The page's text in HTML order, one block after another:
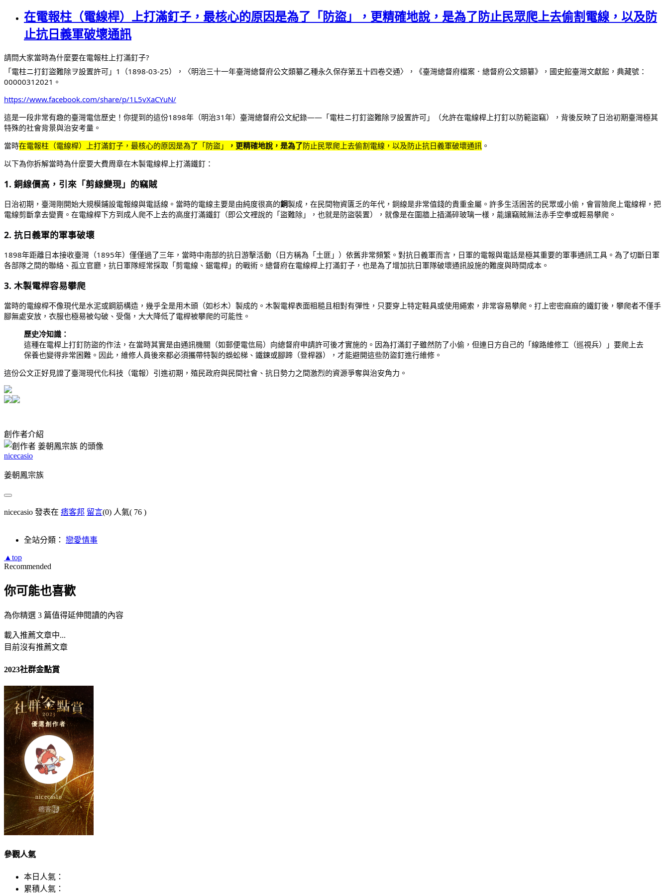
在電報柱（電線桿）上打滿釘子，最核心的原因是為了「防盜」，更精確地說，是為了防止民眾爬上去偷割電線，以及防
止抗日義軍破壞通訊
請問大家當時為什麼要在電報柱上打滿釘子?
「電柱ニ打釘盜難除ヲ設置許可」1（1898-03-25），〈明治三十一年臺灣總督府公文類纂乙種永久保存第五十四卷交通〉，《臺灣總督府檔案．總督府公文類纂》，國史館臺灣文獻館，典藏號：
00000312021。
https://www.facebook.com/share/p/1L5vXaCYuN/
這是一段非常有趣的臺灣電信歷史！你提到的這份1898年（明治31年）臺灣總督府公文紀錄——「電柱ニ打釘盜難除ヲ設置許可」（允許在電線桿上打釘以防範盜竊），背後反映了日治初期臺灣極其
特殊的社會背景與治安考量。
當時在電報柱（電線桿）上打滿釘子，最核心的原因是為了「防盜」 ，更精確地說，是為了防止民眾爬上去偷割電線，以及防止抗日義軍破壞通訊 。
以下為你拆解當時為什麼要大費周章在木製電線桿上打滿鐵釘：
1. 銅線價高，引來「剪線變現」的竊賊
日治初期，臺灣剛開始大規模鋪設電報線與電話線。當時的電線主要是由純度很高的銅製成，在民間物資匱乏的年代，銅線是非常值錢的貴重金屬。許多生活困苦的民眾或小偷，會冒險爬上電線桿，把
電線剪斷拿去變賣。在電線桿下方到成人爬不上去的高度打滿鐵釘（即公文裡說的「盜難除」，也就是防盜裝置），就像是在圍牆上插滿碎玻璃一樣，能讓竊賊無法赤手空拳或輕易攀爬。
2. 抗日義軍的軍事破壞
1898年距離日本接收臺灣（1895年）僅僅過了三年，當時中南部的抗日游擊活動（日方稱為「土匪」）依舊非常頻繁。對抗日義軍而言，日軍的電報與電話是極其重要的軍事通訊工具。為了切斷日軍
各部隊之間的聯絡、孤立官廳，抗日軍隊經常採取「剪電線、鋸電桿」的戰術。總督府在電線桿上打滿釘子，也是為了增加抗日軍隊破壞通訊設施的難度與時間成本。
3. 木製電桿容易攀爬
當時的電線桿不像現代是水泥或鋼筋構造，幾乎全是用木頭（如杉木）製成的。木製電桿表面粗糙且相對有彈性，只要穿上特定鞋具或使用繩索，非常容易攀爬。打上密密麻麻的鐵釘後，攀爬者不僅手
腳無處安放，衣服也極易被勾破、受傷，大大降低了電桿被攀爬的可能性。
歷史冷知識：
這種在電桿上打釘防盜的作法，在當時其實是由通訊機關（如郵便電信局）向總督府申請許可後才實施的。因為打滿釘子雖然防了小偷，但連日方自己的「線路維修工（巡視兵）」要爬上去
保養也變得非常困難。因此，維修人員後來都必須攜帶特製的蜈蚣梯、鐵鍊或腳蹄（登桿器），才能避開這些防盜釘進行維修。
這份公文正好見證了臺灣現代化科技（電報）引進初期，殖民政府與民間社會、抗日勢力之間激烈的資源爭奪與治安角力。
創作者介紹
nicecasio
姜朝鳳宗族
nicecasio 發表在 痞客邦 留言(0) 人氣( 76 )
全站分類： 戀愛情事
▲top
Recommended
你可能也喜歡
為你精選 3 篇值得延伸閱讀的內容
載入推薦文章中...
目前沒有推薦文章
2023社群金點賞
參觀人氣
本日人氣：
累積人氣：